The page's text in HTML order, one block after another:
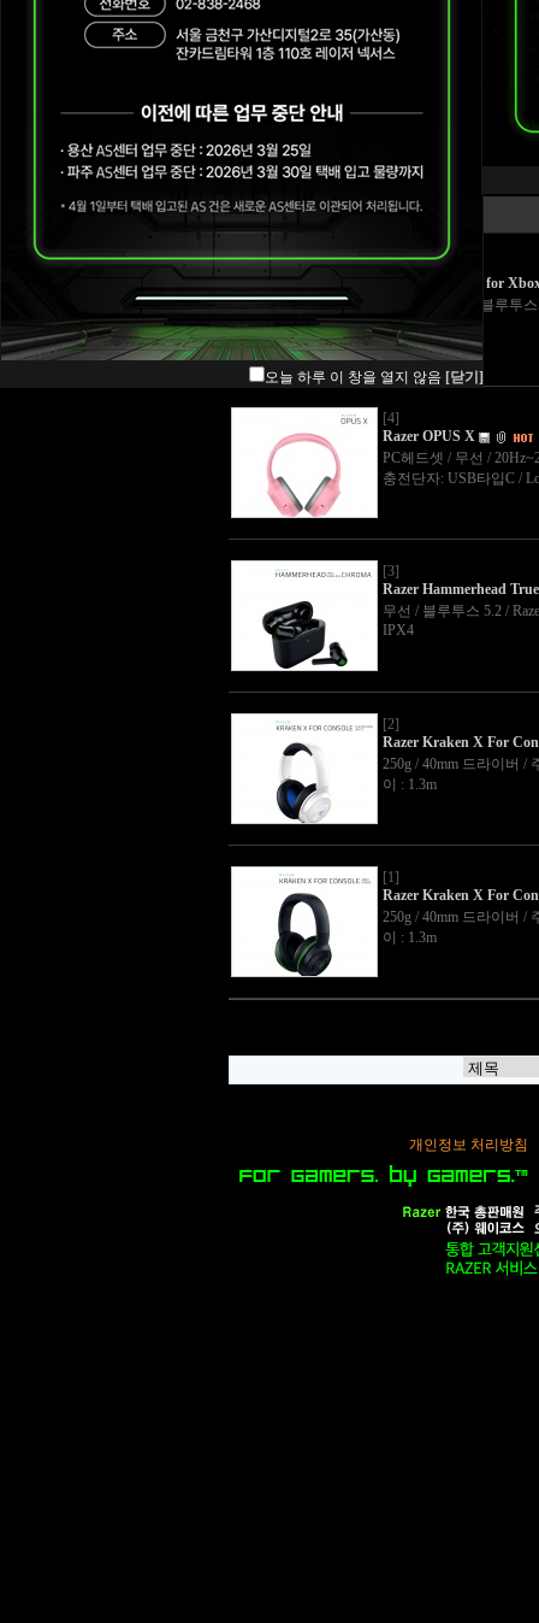
오늘 하루 이 창을 열지 않음 [닫기]
Keyboards & Keypads
Wearables
이미지
[5]
Razer Kaira Pro for
블루투스버전 : 블루투
[4]
Razer OPUS X
PC헤드셋 / 무선 /
충전단자: USB타입C /
[3]
Razer Hammerhead
무선 / 블루투스 5.2 /
IPX4
[2]
Razer Kraken X For
250g / 40mm 드라이버 /
이 : 1.3m
[1]
Razer Kraken X For
250g / 40mm 드라이버 /
이 : 1.3m
개인정보 처리방침